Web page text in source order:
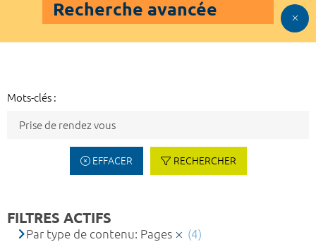
Recherche avancée
Mots-clés :
EFFACER RECHERCHER
FILTRES ACTIFS
Par type de contenu: Pages
(4)